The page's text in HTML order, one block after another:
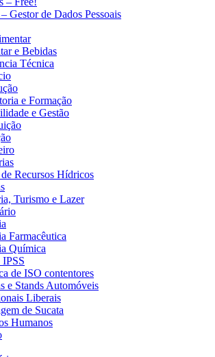
Gestor de Dados Pessoais
e Bebidas
Técnica
e Formação
e Gestão
Recursos Hídricos
Turismo e Lazer
Farmacêutica
Química
IPSS
de ISO contentores
e Stands Automóveis
Liberais
de Sucata
Humanos